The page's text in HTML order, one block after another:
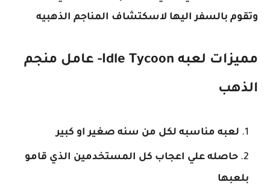
وتقوم بالسفر اليها لاسكتشاف المناجم الذهبيه
مميزات لعبه Idle Tycoon- عامل منجم
الذهب
لعبه مناسبه لكل من سنه صغير او كبير
حاصله علي اعجاب كل المستخدمين الذي قامو
بلعبها